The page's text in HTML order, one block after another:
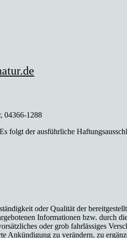
04366-1288
folgt der ausführliche
oder Qualität der
Informationen bzw. durch
oder grob fahrlässiges
Ankündigung zu verändern, zu